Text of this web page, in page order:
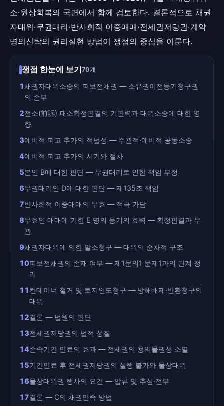
소·원상회복의 국면에서 함께 검토한다. 결론적으로 채권
자대위·무권대리·반사회적 이중매매·전세권저당권·계약
명의신탁의 권리실현 방법이 쟁점의 중심을 이룬다.
쟁점 한눈에 보기70개
1채권자대위소송의 피보전채권 — 소유권이전등기청구권
의 존부
2전소(前訴) 패소확정판결의 기판력과 대위소송에 대한 영
향
3예비적 피고 추가의 적법성 — 주관적·예비적 공동소송
4예비적 피고 추가의 시기와 절차
5본인 B에 대한 판단 — 무권대리로 인한 책임 부정
6무권대리인 D에 대한 판단 — 제135조 책임
7반사회적 이중매매의 무효 — 적극 가담
8무효인 매매에 기한 E 명의 등기의 효력 — 확정판결과 무
관
9채권자대위에 의한 말소청구 — 대위의 순차적 구조
10피보전채권의 존재 여부 — 제1문의1 문제1과의 관계 정
리
11컨테이너 철거 및 토지인도청구 — 방해배제·반환청구의
대위
12결론 — 법원의 판단
13전세권저당권의 법적 성질
14존속기간 만료의 효과 — 전세권의 용익물권성 소멸
15기간만료 후 전세권저당권의 실행 불가와 물상대위
16물상대위권 행사의 요건 — 압류 및 추심·전부
17결론 — C의 채권만족 방법